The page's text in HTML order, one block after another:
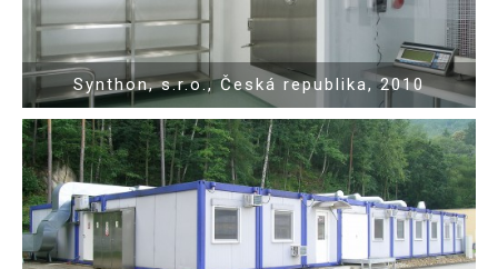
Synthon, s.r.o., Česká republika, 2010
Show PDF